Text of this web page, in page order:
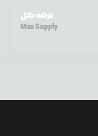
عرضه کل
Max Supply